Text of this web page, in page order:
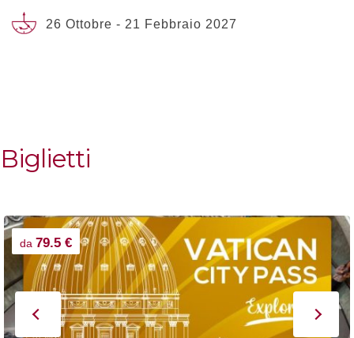
26 Ottobre - 21 Febbraio 2027
Biglietti
da 79.5 €